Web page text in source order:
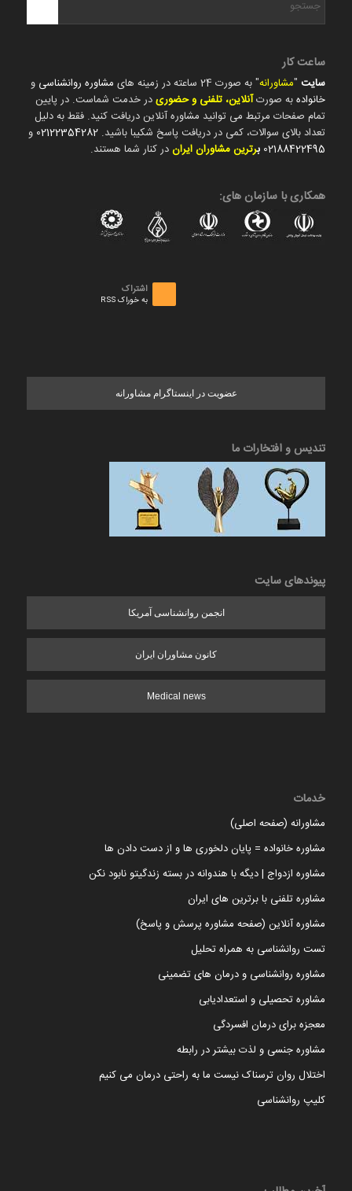
ساعت کار
سایت"مشاورانه" به صورت 24 ساعته در زمینه های مشاوره روانشناسی و
خانوادهبه صورتآنلاین، تلفنی و حضوریدر خدمت شماست. در پایین
تمام صفحات مرتبط می توانید مشاوره آنلاین دریافت کنید. فقط به دلیل
تعداد بالای سوالات، کمی در دریافت پاسخ شکیبا باشید. 02122354282 و
02188422495 برترین مشاوران ایراندر کنار شما هستند.
همکاری با سازمان های:
اشتراک
به خوراک RSS
عضویت در اینستاگرام مشاورانه
تندیس و افتخارات ما
پیوندهای سایت
انجمن روانشناسی آمریکا
کانون مشاوران ایران
Medical news
خدمات
مشاورانه (صفحه اصلی)
مشاوره خانواده = پایان دلخوری ها و از دست دادن ها
مشاوره ازدواج | دیگه با هندوانه در بسته زندگیتو نابود نکن
مشاوره تلفنی با برترین های ایران
مشاوره آنلاین (صفحه مشاوره پرسش و پاسخ)
تست روانشناسی به همراه تحلیل
مشاوره روانشناسی و درمان های تضمینی
مشاوره تحصیلی و استعدادیابی
معجزه برای درمان افسردگی
مشاوره جنسی و لذت بیشتر در رابطه
اختلال روان ترسناک نیست ما به راحتی درمان می کنیم
کلیپ روانشناسی